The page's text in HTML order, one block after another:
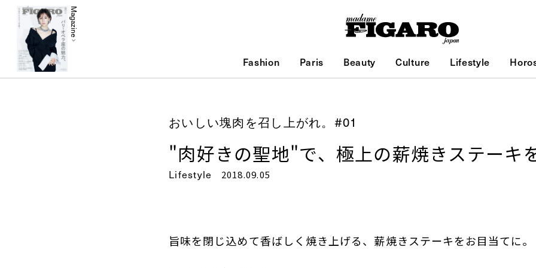
Magazine
Fashion Paris Beauty Culture Lifestyle
おいしい塊肉を召し上がれ。#01
"肉好きの聖地"で、極上の薪焼きステーキを
Lifestyle 2018.09.05
旨味を閉じ込めて香ばしく焼き上げる、薪焼きステーキをお目当てに。